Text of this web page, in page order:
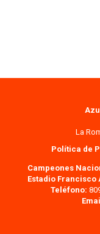
La
Política de
Campeones
Estadio Francisco
Teléfono: